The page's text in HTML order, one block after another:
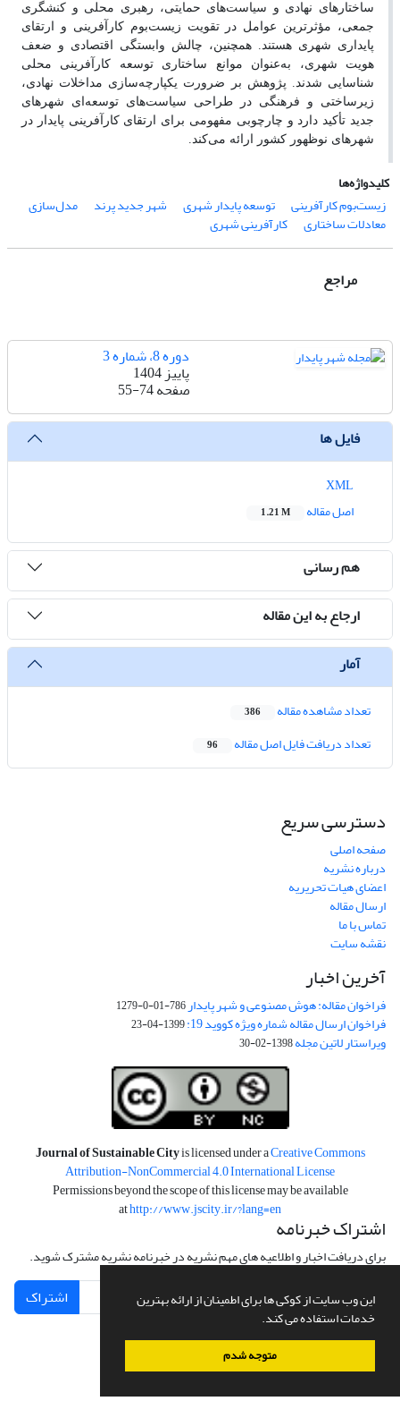
این وب سایت از کوکی ها برای اطمینان از ارائه بهترین
خدمات استفاده می کند.
متوجه شدم
ساختارهای نهادی و سیاست‌های حمایتی، رهبری محلی و کنشگری
جمعی، مؤثرترین عوامل در تقویت زیست‌بوم کارآفرینی و ارتقای
پایداری شهری هستند. همچنین، چالش وابستگی اقتصادی و ضعف
هویت شهری، به‌عنوان موانع ساختاری توسعه کارآفرینی محلی
شناسایی شدند. پژوهش بر ضرورت یکپارچه‌سازی مداخلات نهادی،
زیرساختی و فرهنگی در طراحی سیاست‌های توسعه‌ای شهرهای
جدید تأکید دارد و چارچوبی مفهومی برای ارتقای کارآفرینی پایدار در
شهرهای نوظهور کشور ارائه می‌کند.
کلیدواژه‌ها
زیست‌بوم کارآفرینی
توسعه پایدار شهری شهر جدید پرند مدل‌سازی
معادلات ساختاری کارآفرینی شهری
مراجع
دوره 8، شماره 3
پاییز 1404
صفحه55-74
فایل ها
اصل مقاله
1.21 M
هم رسانی
ارجاع به این مقاله
آمار
تعداد مشاهده مقاله 386
تعداد دریافت فایل اصل مقاله 96
دسترسی سریع
صفحه اصلی
درباره نشریه
اعضای هیات تحریریه
ارسال مقاله
تماس با ما
نقشه سایت
آخرین اخبار
فراخوان مقاله: هوش مصنوعی و شهر پایدار786-01-0-1279
فراخوان ارسال مقاله شماره ویژه کووید 19: 1399-04-23
ویراستار لاتین مجله1398-02-30
Journal of Sustainable Cityis licensed under aCreative Commons
Attribution-NonCommercial 4.0 International License
Permissions beyond the scope of this license may be available
athttp://www.jscity.ir/?lang=en
اشتراک خبرنامه
برای دریافت اخبار و اطلاعیه های مهم نشریه در خبرنامه نشریه مشترک شوید.
اشتراک
سامانه مدیریت نشریات علمی.طراحی و پیاده سازی ازسیناوب